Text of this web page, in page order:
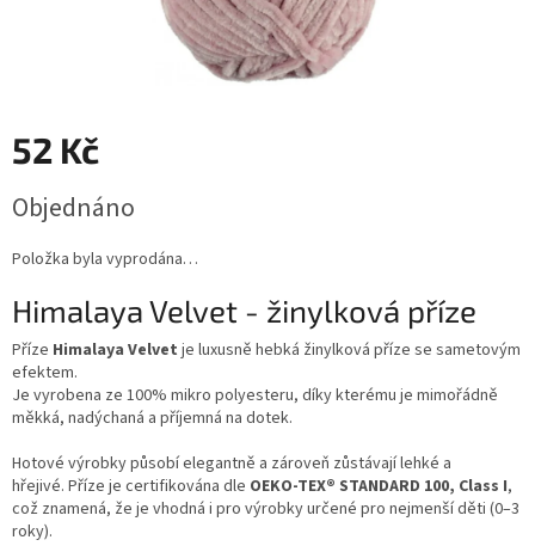
52 Kč
cena:
Objednáno
Položka byla vyprodána…
Himalaya Velvet - žinylková příze
Příze Himalaya Velvet je luxusně hebká žinylková příze se sametovým
efektem.
Je vyrobena ze 100% mikro polyesteru, díky kterému je mimořádně
měkká, nadýchaná a příjemná na dotek.
Hotové výrobky působí elegantně a zároveň zůstávají lehké a
hřejivé. Příze je certifikována dle OEKO-TEX® STANDARD 100, Class I,
což znamená, že je vhodná i pro výrobky určené pro nejmenší děti (0–3
roky).